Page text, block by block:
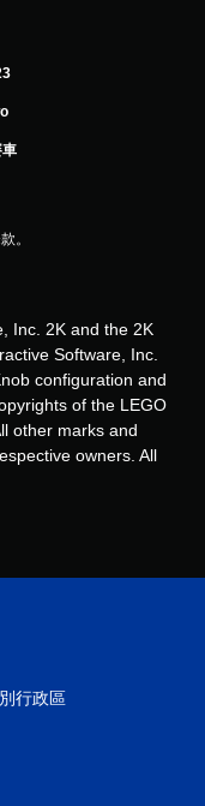
。
Inc. 2K and the 2K
Software, Inc.
configuration and
of the LEGO
other marks and
owners. All
行政區